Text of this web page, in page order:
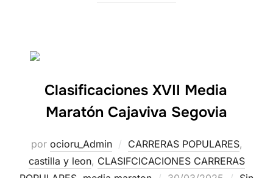
Clasificaciones XVII Media
Maratón Cajaviva Segovia
por ocioru_Admin CARRERAS POPULARES,
castilla y leon, CLASIFCICACIONES CARRERAS